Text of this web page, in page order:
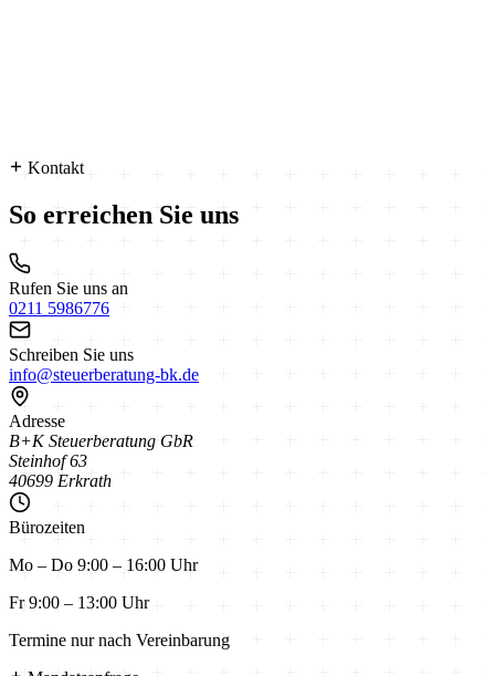
Kontakt
So erreichen Sie uns
Rufen Sie uns an
0211 5986776
Schreiben Sie uns
info@steuerberatung-bk.de
Adresse
B+K Steuerberatung GbR
Steinhof 63
40699 Erkrath
Bürozeiten
Mo – Do 9:00 – 16:00 Uhr
Fr9:00 – 13:00 Uhr
Termine nur nach Vereinbarung